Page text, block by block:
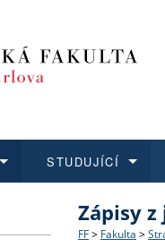
Struktura
Co
STUDUJÍCÍ
O vědě a
Aktuální
Zápisy
FF > Fakulta >